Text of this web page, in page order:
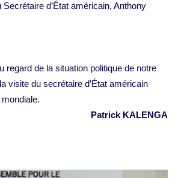
d’État américain, Anthony
regard de la situation politique de notre
visite du secrétaire d’État américain
Patrick KALENGA